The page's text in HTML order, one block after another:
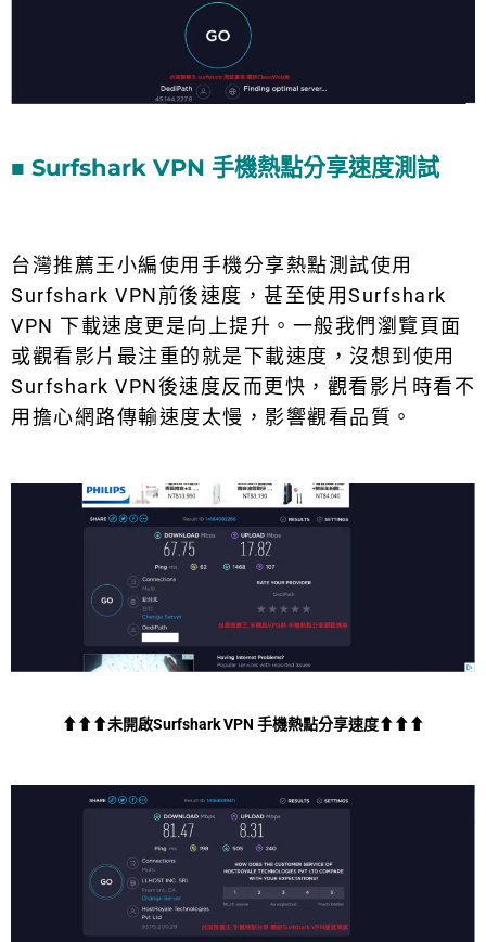
■ Surfshark VPN 手機熱點分享速度測試
台灣推薦王小編使用手機分享熱點測試使用
Surfshark VPN前後速度，甚至使用Surfshark
VPN 下載速度更是向上提升。一般我們瀏覽頁面
或觀看影片最注重的就是下載速度，沒想到使用
Surfshark VPN後速度反而更快，觀看影片時看不
用擔心網路傳輸速度太慢，影響觀看品質。
⬆⬆⬆未開啟Surfshark VPN 手機熱點分享速度⬆⬆⬆